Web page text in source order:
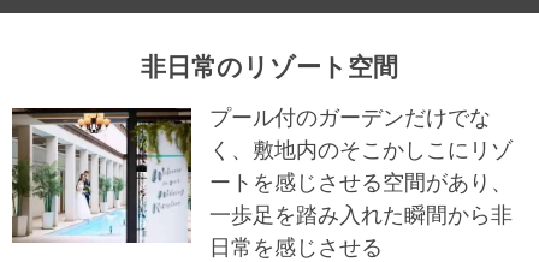
非日常のリゾート空間
プール付のガーデンだけでな
く、敷地内のそこかしこにリゾ
ートを感じさせる空間があり、
一歩足を踏み入れた瞬間から非
日常を感じさせる